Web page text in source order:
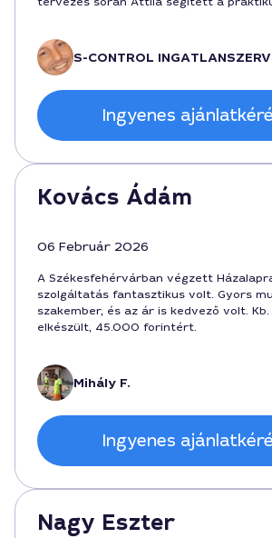
S-CONTROL
Ingyenes
Kovács Ádám
06 Február 2026
A Székesfehérvárban végzett
szolgáltatás fantasztikus volt. Gyors
szakember, és az ár is kedvező volt.
elkészült, 45.000 forintért.
Mihály F.
Ingyenes
Nagy Eszter